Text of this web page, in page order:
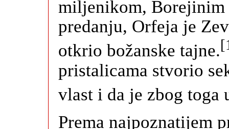
miljenikom, Borejinim
predanju, Orfeja je
otkrio božanske tajne.
pristalicama stvorio
vlast i da je zbog toga
Prema najpoznatijem